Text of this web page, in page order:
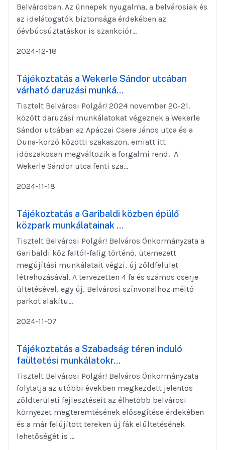
Belvárosban. Az ünnepek nyugalma, a belvárosiak és
az idelátogatók biztonsága érdekében az
óévbúcsúztatáskor is szankciór...
2024-12-18
Tájékoztatás a Wekerle Sándor utcában
várható daruzási munká…
Tisztelt Belvárosi Polgár! 2024 november 20-21.
között daruzási munkálatokat végeznek a Wekerle
Sándor utcában az Apáczai Csere János utca és a
Duna-korzó közötti szakaszon, emiatt itt
időszakosan megváltozik a forgalmi rend. A
Wekerle Sándor utca fenti sza...
2024-11-18
Tájékoztatás a Garibaldi közben épülő
közpark munkálatainak …
Tisztelt Belvárosi Polgár! Belváros Önkormányzata a
Garibaldi köz faltól-falig történő, ütemezett
megújítási munkálatait végzi, új zöldfelület
létrehozásával. A tervezetten 4 fa és számos cserje
ültetésével, egy új, Belvárosi színvonalhoz méltó
parkot alakítu...
2024-11-07
Tájékoztatás a Szabadság téren induló
faültetési munkálatokr…
Tisztelt Belvárosi Polgár! Belváros Önkormányzata
folytatja az utóbbi években megkezdett jelentős
zöldterületi fejlesztéseit az élhetőbb belvárosi
környezet megteremtésének elősegítése érdekében
és a már felújított tereken új fák elültetésének
lehetőségét is ...